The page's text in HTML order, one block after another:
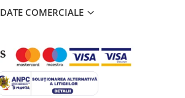
DATE COMERCIALE